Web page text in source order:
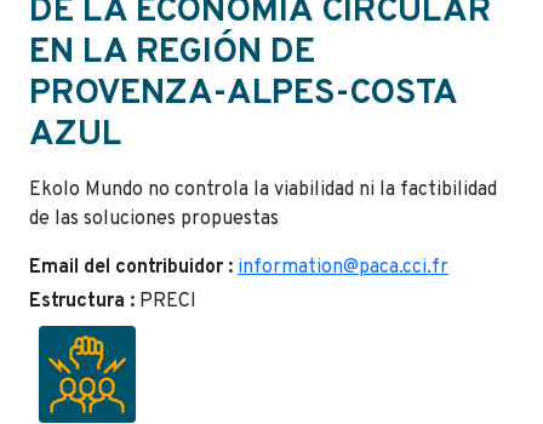
DE LA ECONOMÍA CIRCULAR
EN LA REGIÓN DE
PROVENZA-ALPES-COSTA
AZUL
Ekolo Mundo no controla la viabilidad ni la factibilidad
de las soluciones propuestas
Email del contribuidor : information@paca.cci.fr
Estructura : PRECI